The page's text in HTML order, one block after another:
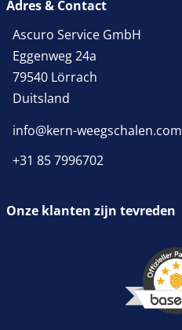
Adres & Contact
Ascuro Service GmbH
Eggenweg 24a
79540 Lörrach
Duitsland
info@kern-weegschalen.com
+31 85 7996702
Onze klanten zijn tevreden